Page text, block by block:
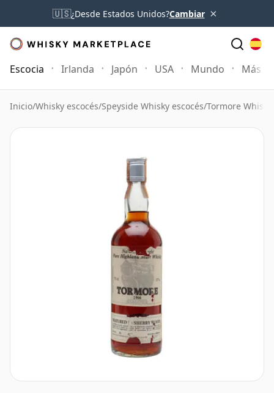
🇺🇸¿Desde Estados Unidos?Cambiar ×
Escocia Irlanda Japón USA Mundo Más
Inicio/Whisky escocés/Speyside Whisky escocés/Tormore Whisky